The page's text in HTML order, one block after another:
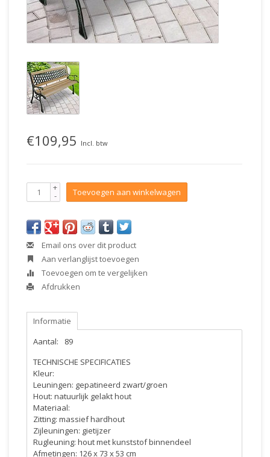
€109,95 Incl. btw
+
- Toevoegen aan winkelwagen
Email ons over dit product
Aan verlanglijst toevoegen
Toevoegen om te vergelijken
Afdrukken
Informatie
Aantal:
89
TECHNISCHE SPECIFICATIES
Kleur:
Leuningen: gepatineerd zwart/groen
Hout: natuurlijk gelakt hout
Materiaal:
Zitting: massief hardhout
Zijleuningen: gietijzer
Rugleuning: hout met kunststof binnendeel
Afmetingen: 126 x 73 x 53 cm